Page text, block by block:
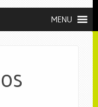
MENU